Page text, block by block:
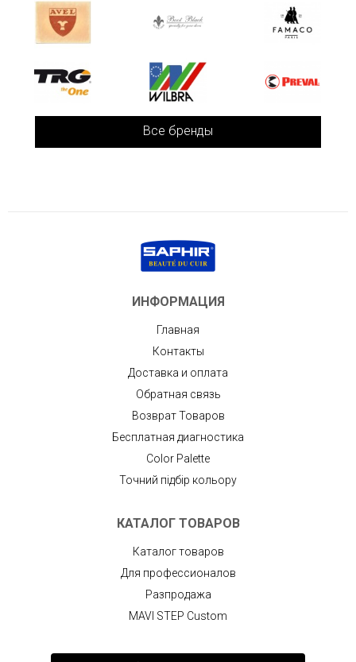
Все бренды
ИНФОРМАЦИЯ
Главная
Контакты
Доставка и оплата
Обратная связь
Возврат Товаров
Бесплатная диагностика
Color Palette
Точний підбір кольору
КАТАЛОГ ТОВАРОВ
Каталог товаров
Для профессионалов
Разпродажа
MAVI STEP Custom